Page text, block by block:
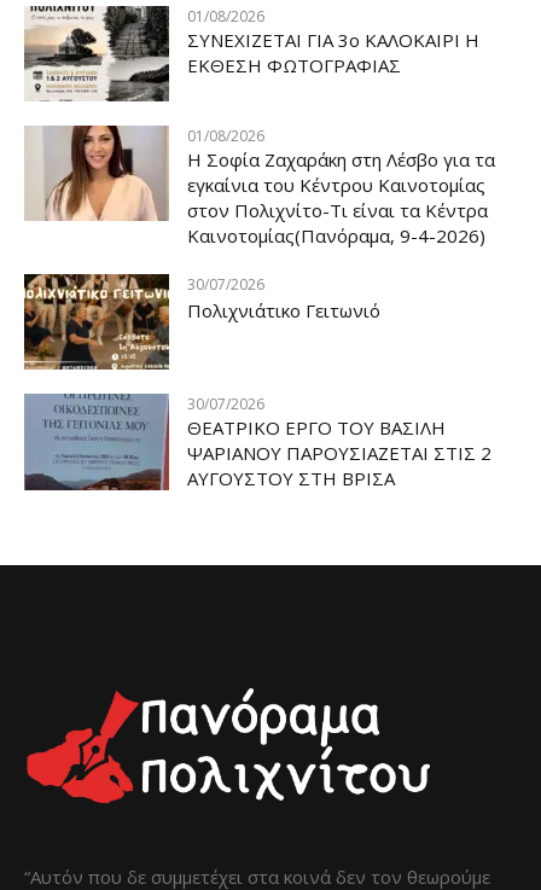
01/08/2026
ΣΥΝΕΧΙΖΕΤΑΙ ΓΙΑ 3ο ΚΑΛΟΚΑΙΡΙ Η
ΕΚΘΕΣΗ ΦΩΤΟΓΡΑΦΙΑΣ
01/08/2026
Η Σοφία Ζαχαράκη στη Λέσβο για τα
εγκαίνια του Κέντρου Καινοτομίας
στον Πολιχνίτο-Τι είναι τα Κέντρα
Καινοτομίας(Πανόραμα, 9-4-2026)
30/07/2026
Πολιχνιάτικο Γειτωνιό
30/07/2026
ΘΕΑΤΡΙΚΟ ΕΡΓΟ ΤΟΥ ΒΑΣΙΛΗ
ΨΑΡΙΑΝΟΥ ΠΑΡΟΥΣΙΑΖΕΤΑΙ ΣΤΙΣ 2
ΑΥΓΟΥΣΤΟΥ ΣΤΗ ΒΡΙΣΑ
“Αυτόν που δε συμμετέχει στα κοινά δεν τον θεωρούμε